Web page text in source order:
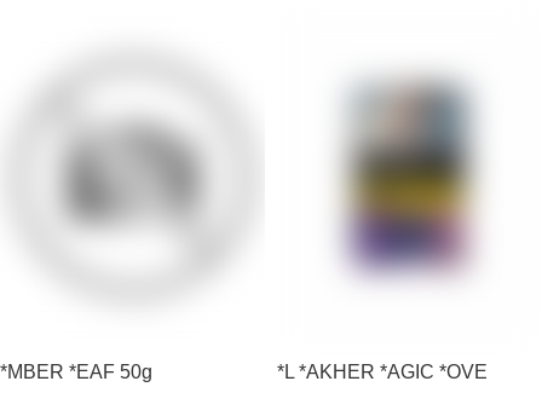
*MBER *EAF 50g *L *AKHER *AGIC *OVE